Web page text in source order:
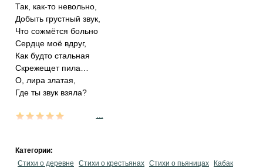
Так, как-то невольно,
Добыть грустный звук,
Что сожмётся больно
Сердце моё вдруг,
Как будто стальная
Скрежещет пила…
О, лира златая,
Где ты звук взяла?
Категории:
Стихи о деревне
Стихи о крестьянах Стихи о пьяницах
Кабак